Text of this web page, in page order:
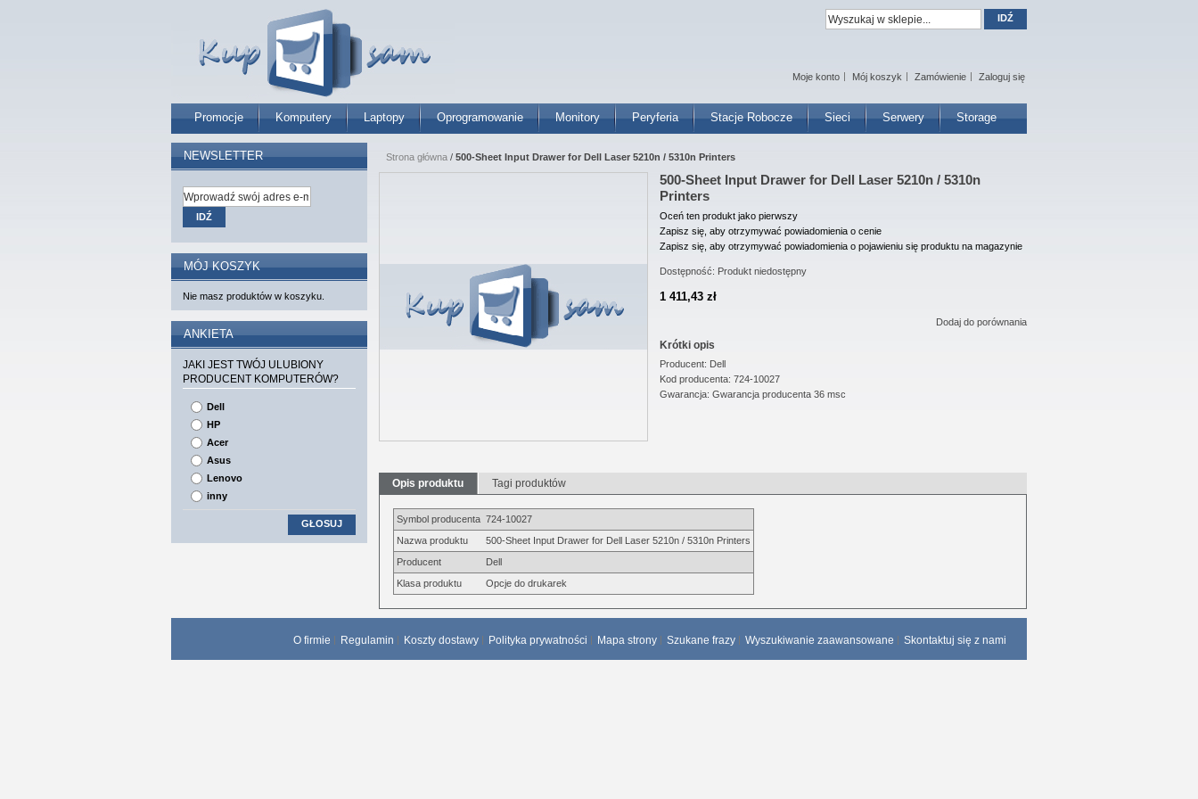
Promocje Komputery Laptopy Oprogramowanie Monitory Peryferia Stacje Robocze Sieci Serwery Storage
Moje konto Mój koszyk Zamówienie Zaloguj się
IDŹ
Strona główna / 500-Sheet Input Drawer for Dell Laser 5210n / 5310n Printers
500-Sheet Input Drawer for Dell Laser 5210n / 5310n
Printers
Oceń ten produkt jako pierwszy
Zapisz się, aby otrzymywać powiadomienia o cenie
Zapisz się, aby otrzymywać powiadomienia o pojawieniu się produktu na magazynie
Dostępność: Produkt niedostępny
1 411,43 zł
Dodaj do porównania
Krótki opis
Producent: Dell
Kod producenta: 724-10027
Gwarancja: Gwarancja producenta 36 msc
Opis produktu Tagi produktów
Symbol producenta 724-10027
Nazwa produktu
500-Sheet Input Drawer for Dell Laser 5210n / 5310n Printers
Producent
Dell
Klasa produktu
Opcje do drukarek
NEWSLETTER
IDŹ
MÓJ KOSZYK
Nie masz produktów w koszyku.
ANKIETA
JAKI JEST TWÓJ ULUBIONY
PRODUCENT KOMPUTERÓW?
Dell
HP
Acer
Asus
Lenovo
inny
GŁOSUJ
O firmie Regulamin Koszty dostawy Polityka prywatności Mapa strony Szukane frazy Wyszukiwanie zaawansowane Skontaktuj się z nami